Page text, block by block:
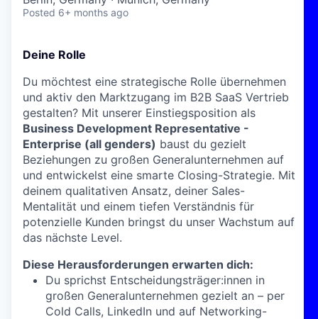
Posted 6+ months ago
Deine Rolle
Du möchtest eine strategische Rolle übernehmen
und aktiv den Marktzugang im B2B SaaS Vertrieb
gestalten? Mit unserer Einstiegsposition als
Business Development Representative -
Enterprise (all genders) baust du gezielt
Beziehungen zu großen Generalunternehmen auf
und entwickelst eine smarte Closing-Strategie. Mit
deinem qualitativen Ansatz, deiner Sales-
Mentalität und einem tiefen Verständnis für
potenzielle Kunden bringst du unser Wachstum auf
das nächste Level.
Diese Herausforderungen erwarten dich:
Du sprichst Entscheidungsträger:innen in
großen Generalunternehmen gezielt an – per
Cold Calls, LinkedIn und auf Networking-